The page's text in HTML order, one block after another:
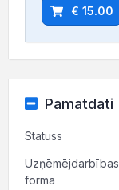
€ 15.00
Pamatdati
Statuss
Uzņēmējdarbības
forma